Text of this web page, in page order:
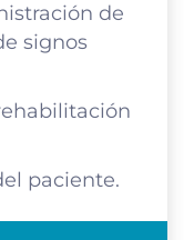
de
signos
paciente.